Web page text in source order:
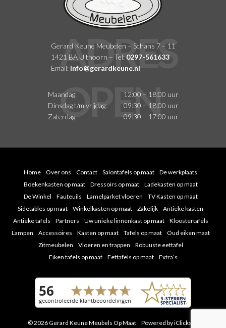
Gerard Keune Meubelen – Schans 7 – 11
1421 BA Uithoorn – Tel: 0297-561633
Email: info@gerardkeune.nl
Maandag:
12:00 – 18:00 uur
Dinsdag t/m vrijdag:
09:30 – 18:00 uur
Zaterdag:
09:30 – 17:00 uur
Home Over ons Contact Salontafels op maat
De werkplaats
Boekenkasten op maat
Dressoirs op maat
Ladekasten op maat
De Winkel
Fauteuils Lamelparket vloeren
TV Kasten op maat
Sidetables op maat
Winkelkasten op maat Zakelijk
Antieke kasten
Antieke tafels
Partners Uw unieke linnenkast op maat
Kloostertafels
Lampen
Accessoires Kasten op maat Tafels op maat
Oud eiken maat
Zitmeubelen
Vloeren en trappen
Robuuste eettafel
Eiken tafels op maat
Eettafels op maat Extra’s
© 2026 Gerard Keune Meubels Op Maat Powered by iClicks